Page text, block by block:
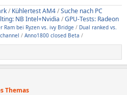
/ Kühlertest AM4/Suche nach PC
NB Intel+Nvidia /GPU-Tests: Radeon
Ram bei Ryzen vs. ivy Bridge / Dual ranked vs.
/ Anno1800 closed Beta /
Themas